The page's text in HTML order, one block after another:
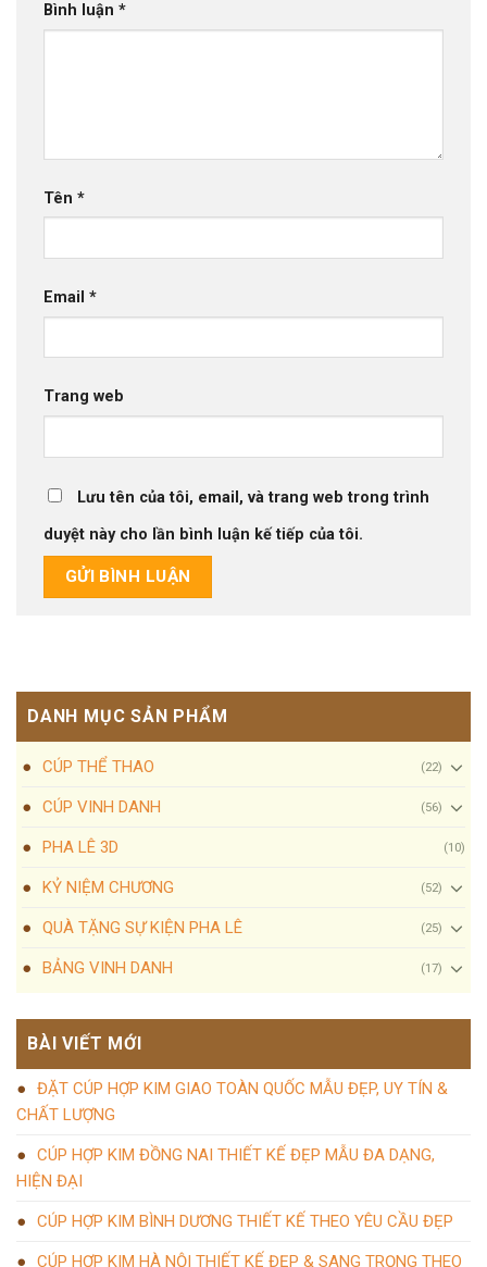
Bình luận *
Tên *
Email *
Trang web
Lưu tên của tôi, email, và trang web trong trình
duyệt này cho lần bình luận kế tiếp của tôi.
DANH MỤC SẢN PHẨM
CÚP THỂ THAO (22)
CÚP VINH DANH (56)
PHA LÊ 3D (10)
KỶ NIỆM CHƯƠNG (52)
QUÀ TẶNG SỰ KIỆN PHA LÊ (25)
BẢNG VINH DANH (17)
BÀI VIẾT MỚI
ĐẶT CÚP HỢP KIM GIAO TOÀN QUỐC MẪU ĐẸP, UY TÍN &
CHẤT LƯỢNG
CÚP HỢP KIM ĐỒNG NAI THIẾT KẾ ĐẸP MẪU ĐA DẠNG,
HIỆN ĐẠI
CÚP HỢP KIM BÌNH DƯƠNG THIẾT KẾ THEO YÊU CẦU ĐẸP
CÚP HỢP KIM HÀ NỘI THIẾT KẾ ĐẸP & SANG TRỌNG THEO